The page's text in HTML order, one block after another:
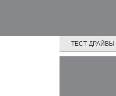
ТЕСТ-ДРАЙВЫ